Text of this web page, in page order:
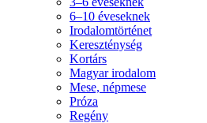
6–10 éveseknek
Irodalomtörténet
Kereszténység
Kortárs
Magyar irodalom
Mese, népmese
Próza
Regény